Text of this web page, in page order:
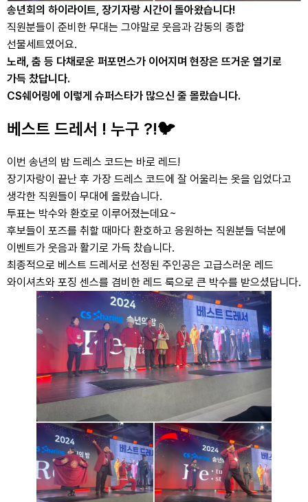
송년회의 하이라이트, 장기자랑 시간이 돌아왔습니다!
직원분들이 준비한 무대는 그야말로 웃음과 감동의 종합
선물세트였어요.
노래, 춤 등 다채로운 퍼포먼스가 이어지며 현장은 뜨거운 열기로
가득 찼답니다.
CS쉐어링에 이렇게 슈퍼스타가 많으신 줄 몰랐습니다.
베스트 드레서 ! 누구 ?!🐦
이번 송년의 밤 드레스 코드는 바로 레드!
장기자랑이 끝난 후 가장 드레스 코드에 잘 어울리는 옷을 입었다고
생각한 직원들이 무대에 올랐습니다.
투표는 박수와 환호로 이루어졌는데요~
후보들이 포즈를 취할 때마다 환호하고 응원하는 직원분들 덕분에
이벤트가 웃음과 활기로 가득 찼습니다.
최종적으로 베스트 드레서로 선정된 주인공은 고급스러운 레드
와이셔츠와 포징 센스를 겸비한 레드 룩으로 큰 박수를 받으셨답니다.